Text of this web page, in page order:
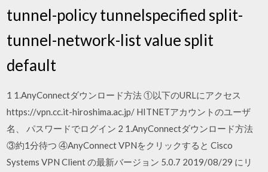
tunnel-policy tunnelspecified split-
tunnel-network-list value split
default
1 1.AnyConnectダウンロード方法 ①以下のURLにアクセス
https://vpn.cc.it-hiroshima.ac.jp/ HITNETアカウントのユーザ
名、 パスワードでログイン 2 1.AnyConnectダウンロード方法
③約1分待つ ④AnyConnect VPNをクリックすると Cisco
Systems VPN Client の最新バージョン 5.0.7 2019/08/29 にリ